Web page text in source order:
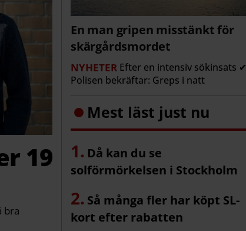
19
bra
En man gripen misstänkt för
skärgårdsmordet
NYHETER Efter en intensiv sökinsats ✔
Polisen bekräftar: Greps i natt
Mest läst just nu
Då kan du se
solförmörkelsen i Stockholm
Så många fler har köpt SL-
kort efter rabatten